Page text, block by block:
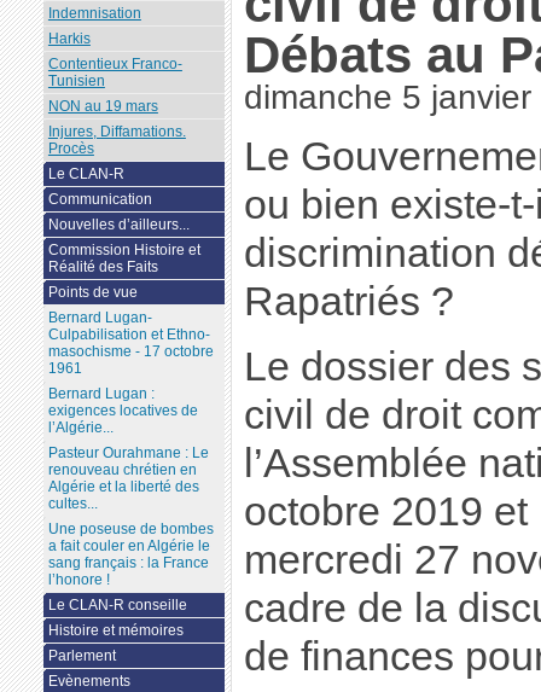
Débats au
dimanche 5 janvier
Le
ou bien existe-
discrimination
Rapatriés ?
Le dossier des
civil de droit
l’Assemblée
octobre 2019
mercredi 27
cadre de la
de finances
Indemnisation
Harkis
Contentieux Franco-
Tunisien
NON au 19 mars
Injures, Diffamations.
Procès
Le CLAN-R
Communication
Nouvelles d’ailleurs...
Commission Histoire et
Réalité des Faits
Points de vue
Bernard Lugan-
Culpabilisation et Ethno-
masochisme - 17 octobre
1961
Bernard Lugan :
exigences locatives de
l’Algérie...
Pasteur Ourahmane : Le
renouveau chrétien en
Algérie et la liberté des
cultes...
Une poseuse de bombes
a fait couler en Algérie le
sang français : la France
l’honore !
Le CLAN-R conseille
Histoire et mémoires
Parlement
Evènements